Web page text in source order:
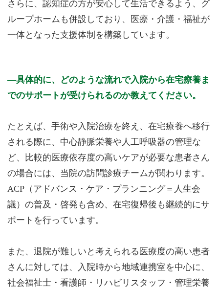
さらに、認知症の方が安心して生活できるよう、グ
ループホームも併設しており、医療・介護・福祉が
一体となった支援体制を構築しています。
具体的に、どのような流れで入院から在宅療養ま
でのサポートが受けられるのか教えてください。
たとえば、手術や入院治療を終え、在宅療養へ移行
される際に、中心静脈栄養や人工呼吸器の管理な
ど、比較的医療依存度の高いケアが必要な患者さん
の場合には、当院の訪問診療チームが関わります。
ACP（アドバンス・ケア・プランニング＝人生会
議）の普及・啓発も含め、在宅復帰後も継続的にサ
ポートを行っています。
また、退院が難しいと考えられる医療度の高い患者
さんに対しては、入院時から地域連携室を中心に、
社会福祉士・看護師・リハビリスタッフ・管理栄養